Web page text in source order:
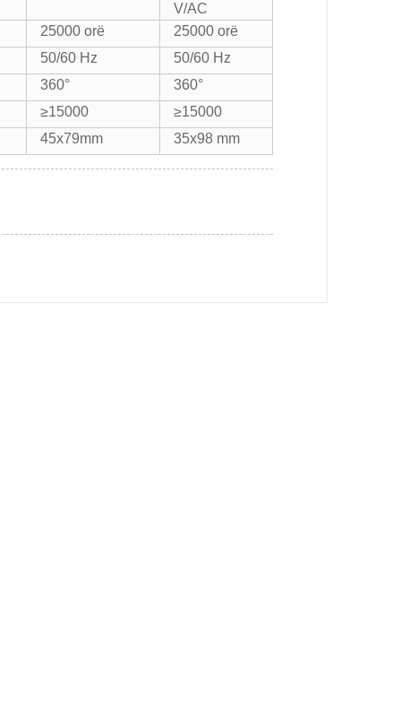
V/AC
25000 orë
25000 orë
50/60 Hz
50/60 Hz
360°
360°
≥15000
≥15000
45x79mm 35x98 mm